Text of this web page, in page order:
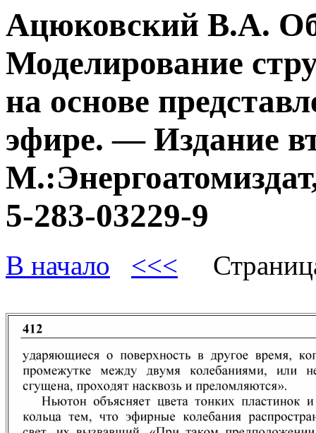
Ацюковский В.А.
Моделирование
на основе
эфире. — Издание
5-283-03229-9
В начало <<<